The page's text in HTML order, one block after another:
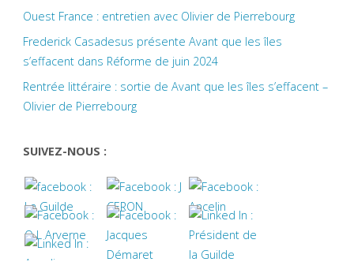
Ouest France : entretien avec Olivier de Pierrebourg
Frederick Casadesus présente Avant que les îles
s’effacent dans Réforme de juin 2024
Rentrée littéraire : sortie de Avant que les îles s’effacent –
Olivier de Pierrebourg
SUIVEZ-NOUS :